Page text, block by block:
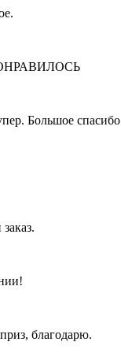
Большое спасибо
благодарю.